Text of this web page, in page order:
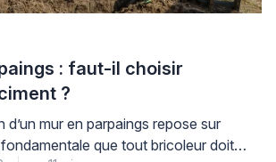
: faut-il choisir
?
mur en parpaings repose sur
que tout bricoleur doit